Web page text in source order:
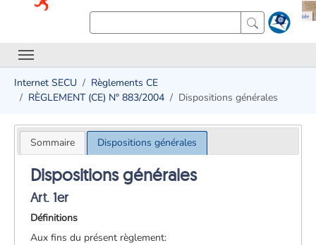
Internet SECU
Règlements CE
RÈGLEMENT (CE) N° 883/2004
Dispositions générales
Sommaire Dispositions générales
Dispositions générales
Art. 1er
Définitions
Aux fins du présent règlement: